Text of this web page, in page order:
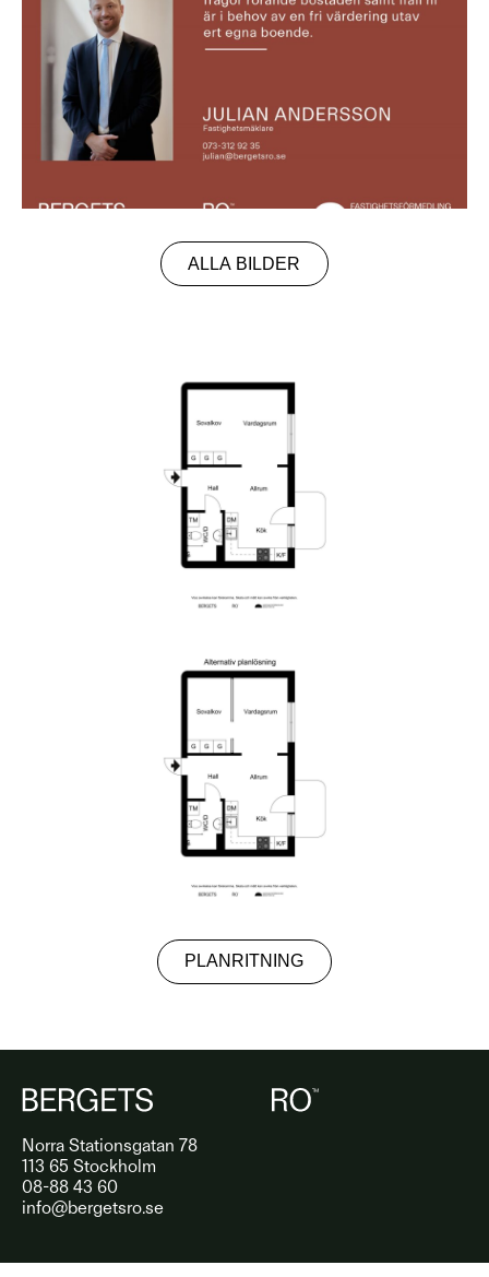
ALLA BILDER
PLANRITNING
Norra Stationsgatan 78
113 65 Stockholm
08-88 43 60
info@bergetsro.se